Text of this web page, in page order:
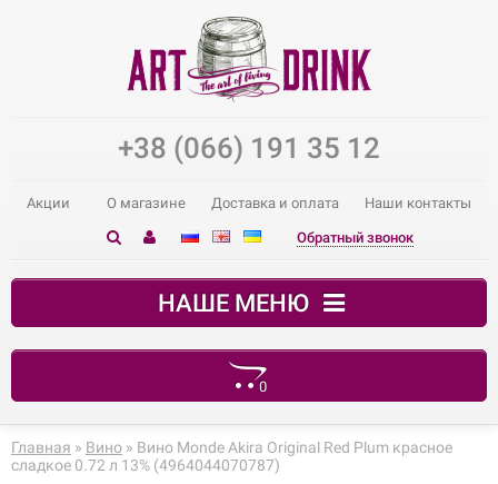
+38 (066) 191 35 12
Акции О магазине Доставка и оплата Наши контакты
Обратный звонок
НАШЕ МЕНЮ
0
В корзине пусто!
Главная » Вино » Вино Monde Akira Original Red Plum красное
сладкое 0.72 л 13% (4964044070787)